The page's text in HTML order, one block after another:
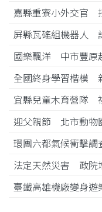
嘉縣重寮小外交官
屏縣瓦磘組機器人
國樂飄洋 中市豐原
全國終身學習楷模
宜縣兒童木育營隊
迎父親節 北市動物
環團六都氣候衝擊
法定天然災害 政院
臺鐵高雄機廠變身